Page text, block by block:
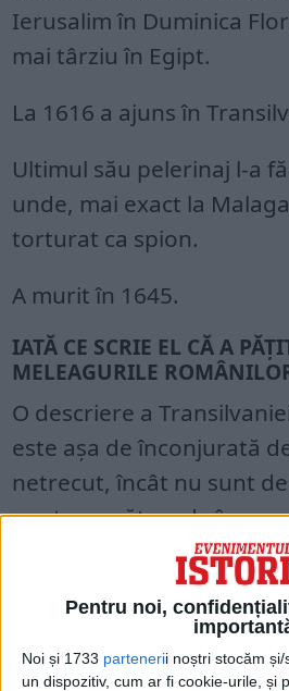
Pentru noi,
Noi și 1733 partenerii noștri stocăm
un dispozitiv, cum ar fi cookie-urile, și
Ierusalim în Duminica
mai târziu în Egipt.
La 1616 a ajuns în
Ultimul său pelerinaj l-a
unde, mai exact la
torturat ca spion.
A murit în 1645.
IATĂ CE SCRIE EL CĂ A
MELEAGURILE
O descriere a
este așa de înconjurată
netrecut, încât nu sunt
pentru a pătrunde în ea,
foarte puternică și de